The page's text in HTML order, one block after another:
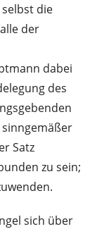
die
der
dabei
des
Satz
zu sein;
sich über